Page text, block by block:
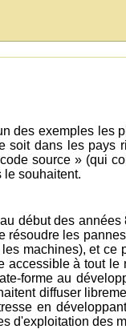
des exemples les
soit dans les pays
source » (qui
le souhaitent.
début des
résoudre les
machines), et
accessible à tout
forme au
diffuser
en
d'exploitation des